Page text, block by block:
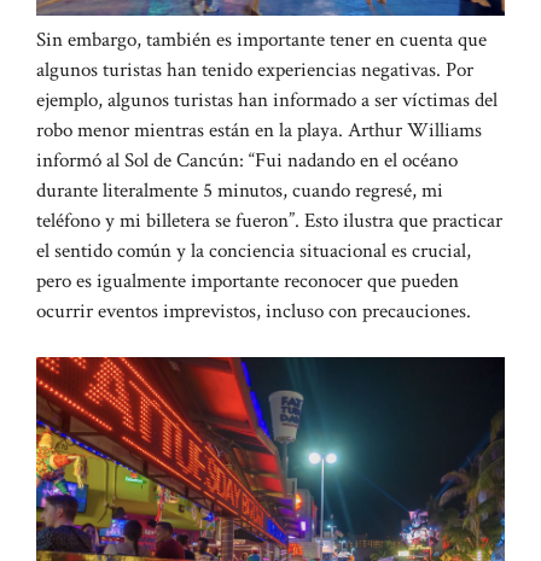
Sin embargo, también es importante tener en cuenta que
algunos turistas han tenido experiencias negativas. Por
ejemplo, algunos turistas han informado a ser víctimas del
robo menor mientras están en la playa. Arthur Williams
informó al Sol de Cancún: “Fui nadando en el océano
durante literalmente 5 minutos, cuando regresé, mi
teléfono y mi billetera se fueron”. Esto ilustra que practicar
el sentido común y la conciencia situacional es crucial,
pero es igualmente importante reconocer que pueden
ocurrir eventos imprevistos, incluso con precauciones.